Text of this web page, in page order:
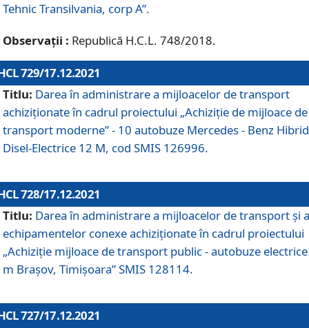
Tehnic Transilvania, corp A”.
Observații : Republică H.C.L. 748/2018.
729/17.12.2021
Titlu: Darea în administrare a mijloacelor de transport
achiziționate în cadrul proiectului „Achiziţie de mijloace de
transport moderne” - 10 autobuze Mercedes - Benz Hibrid
Disel-Electrice 12 M, cod SMIS 126996.
728/17.12.2021
Titlu: Darea în administrare a mijloacelor de transport și a
echipamentelor conexe achiziționate în cadrul proiectului
„Achiziție mijloace de transport public - autobuze
m Brașov, Timișoara” SMIS 128114.
727/17.12.2021